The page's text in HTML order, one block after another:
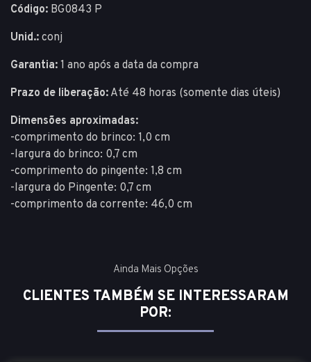
Código: BG0843 P
Unid.: conj
Garantia: 1 ano após a data da compra
Prazo de liberação: Até 48 horas (somente dias úteis)
Dimensões aproximadas:
-comprimento do brinco: 1,0 cm
-largura do brinco: 0,7 cm
-comprimento do pingente: 1,8 cm
-largura do Pingente: 0,7 cm
-comprimento da corrente: 46,0 cm
Ainda Mais Opções
CLIENTES TAMBÉM SE INTERESSARAM
POR: